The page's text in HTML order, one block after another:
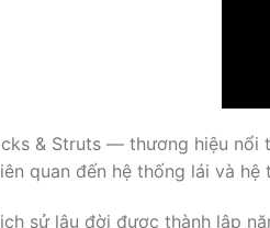
& Struts — thương hiệu
quan đến hệ thống lái và hệ
sử lâu đời được thành lập